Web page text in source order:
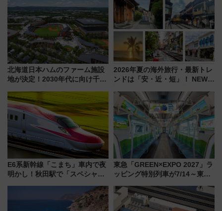
始）
開発、バスタ新潟構想まで徹底
解説！
北海道日本ハムのファーム施設
地が決定！2030年代に向け千歳
2026年夏の海外旅行・最新トレ
ンドは「安・近・短」！ NEWT
渡航先TOP5とは？ 円安時代の
旅行術
E6系新幹線「こまち」車内で夜
明かし！秋田駅で「スペシャル
東急「GREEN×EXPO 2027」ラ
ッピング特別列車が7/14～東
ー！ 注目の編成やデザインまと